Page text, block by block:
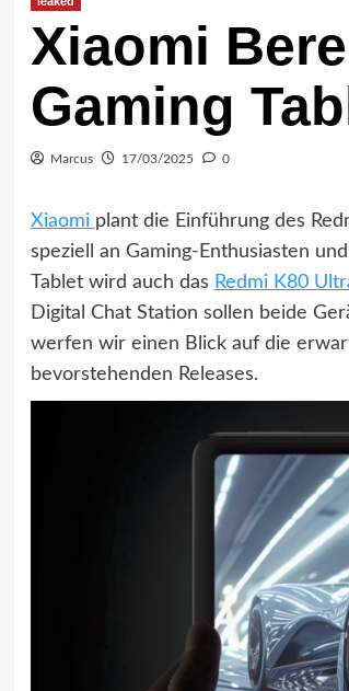
Xiaomi
Gaming
Marcus 17/03/2025 0
Xiaomi plant die Einführung des
speziell an Gaming-Enthusiasten
Tablet wird auch das Redmi K80
Digital Chat Station sollen beide
werfen wir einen Blick auf die
bevorstehenden Releases.